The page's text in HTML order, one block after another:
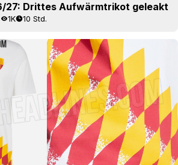
27: Drittes Aufwärmtrikot geleakt
1K 10 Std.